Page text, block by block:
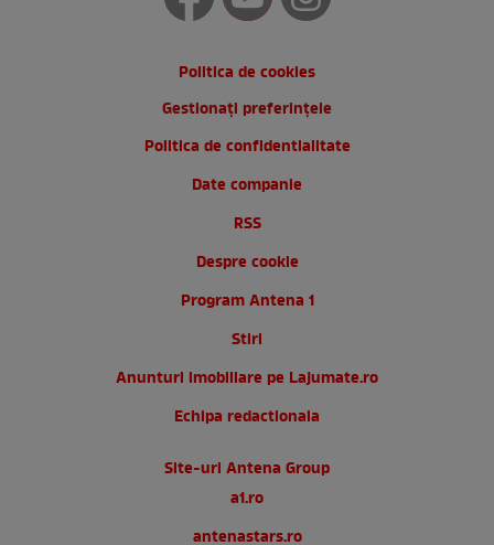
Politica de cookies
Gestionați preferințele
Politica de confidentialitate
Date companie
RSS
Despre cookie
Program Antena 1
Stiri
Anunturi imobiliare pe Lajumate.ro
Echipa redactionala
Site-uri Antena Group
a1.ro
antenastars.ro